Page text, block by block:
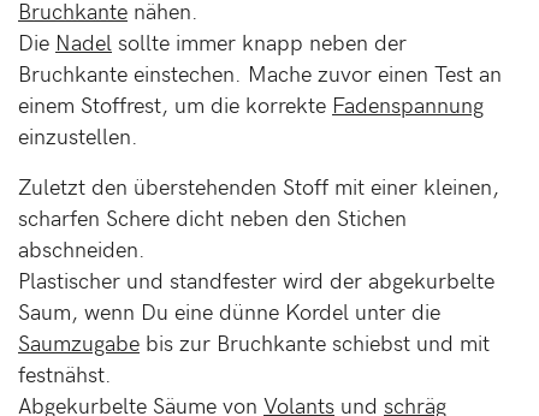
Bruchkante nähen.
Die Nadel sollte immer knapp neben der
Bruchkante einstechen. Mache zuvor einen Test an
einem Stoffrest, um die korrekte Fadenspannung
einzustellen.
Zuletzt den überstehenden Stoff mit einer kleinen,
scharfen Schere dicht neben den Stichen
abschneiden.
Plastischer und standfester wird der abgekurbelte
Saum, wenn Du eine dünne Kordel unter die
Saumzugabe bis zur Bruchkante schiebst und mit
festnähst.
Abgekurbelte Säume von Volants und schräg